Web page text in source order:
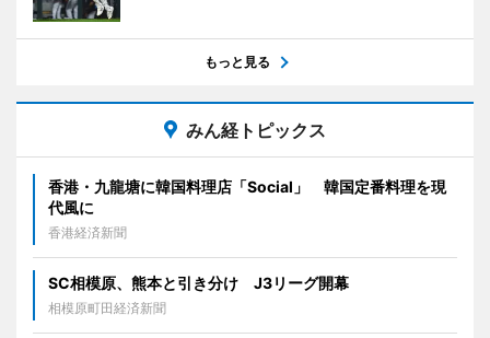
もっと見る
みん経トピックス
香港・九龍塘に韓国料理店「Social」 韓国定番料理を現
代風に
香港経済新聞
SC相模原、熊本と引き分け J3リーグ開幕
相模原町田経済新聞